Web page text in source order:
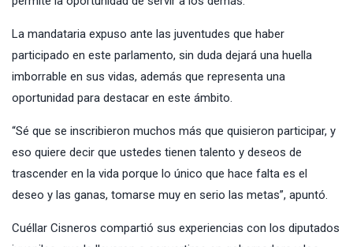
La mandataria expuso ante las juventudes que haber
participado en este parlamento, sin duda dejará una huella
imborrable en sus vidas, además que representa una
oportunidad para destacar en este ámbito.
“Sé que se inscribieron muchos más que quisieron participar, y
eso quiere decir que ustedes tienen talento y deseos de
trascender en la vida porque lo único que hace falta es el
deseo y las ganas, tomarse muy en serio las metas”, apuntó.
Cuéllar Cisneros compartió sus experiencias con los diputados